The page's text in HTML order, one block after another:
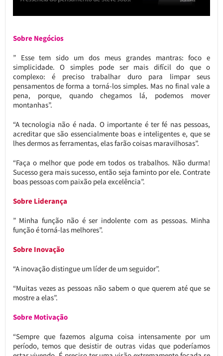
Sobre Negócios
” Esse tem sido um dos meus grandes mantras: foco e
simplicidade. O simples pode ser mais difícil do que o
complexo: é preciso trabalhar duro para limpar seus
pensamentos de forma a torná-los simples. Mas no final vale a
pena, porque, quando chegamos lá, podemos mover
montanhas”.
“A tecnologia não é nada. O importante é ter fé nas pessoas,
acreditar que são essencialmente boas e inteligentes e, que se
lhes dermos as ferramentas, elas farão coisas maravilhosas”.
“Faça o melhor que pode em todos os trabalhos. Não durma!
Sucesso gera mais sucesso, então seja faminto por ele. Contrate
boas pessoas com paixão pela excelência”.
Sobre Liderança
” Minha função não é ser indolente com as pessoas. Minha
função é torná-las melhores”.
Sobre Inovação
“A inovação distingue um líder de um seguidor”.
“Muitas vezes as pessoas não sabem o que querem até que se
mostre a elas”.
Sobre Motivação
“Sempre que fazemos alguma coisa intensamente por um
período, temos que desistir de outras vidas que poderíamos